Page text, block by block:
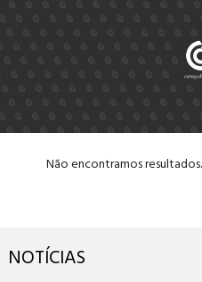
Não encontramos resultados.
NOTÍCIAS